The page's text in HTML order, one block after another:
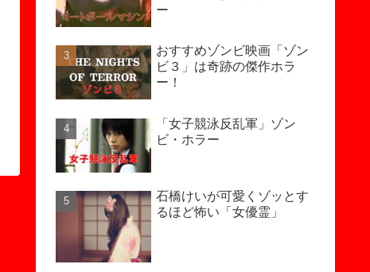
ー
おすすめゾンビ映画「ゾン
ビ３」は奇跡の傑作ホラ
ー！
「女子競泳反乱軍」ゾン
ビ・ホラー
石橋けいが可愛くゾッとす
るほど怖い「女優霊」